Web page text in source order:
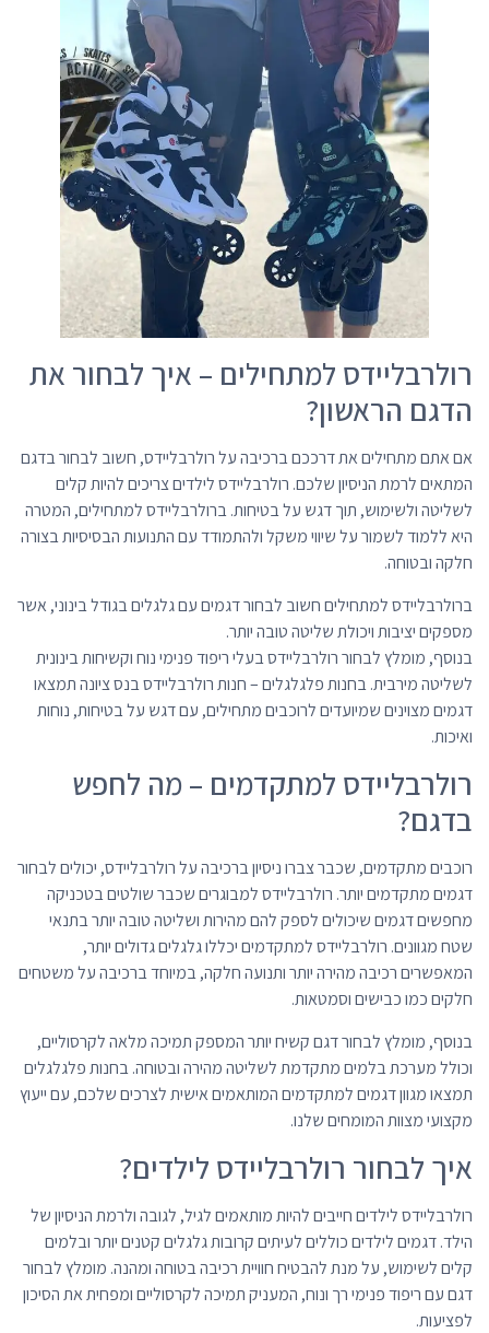
רולרבליידס למתחילים – איך לבחור את
הדגם הראשון?
אם אתם מתחילים את דרככם ברכיבה על רולרבליידס, חשוב לבחור בדגם
המתאים לרמת הניסיון שלכם. רולרבליידס לילדים צריכים להיות קלים
לשליטה ולשימוש, תוך דגש על בטיחות. ברולרבליידס למתחילים, המטרה
היא ללמוד לשמור על שיווי משקל ולהתמודד עם התנועות הבסיסיות בצורה
חלקה ובטוחה.
ברולרבליידס למתחילים חשוב לבחור דגמים עם גלגלים בגודל בינוני, אשר
מספקים יציבות ויכולת שליטה טובה יותר.
בנוסף, מומלץ לבחור רולרבליידס בעלי ריפוד פנימי נוח וקשיחות בינונית
לשליטה מירבית. בחנות פלגלגלים – חנות רולרבליידס בנס ציונה תמצאו
דגמים מצוינים שמיועדים לרוכבים מתחילים, עם דגש על בטיחות, נוחות
ואיכות.
רולרבליידס למתקדמים – מה לחפש
בדגם?
רוכבים מתקדמים, שכבר צברו ניסיון ברכיבה על רולרבליידס, יכולים לבחור
דגמים מתקדמים יותר. רולרבליידס למבוגרים שכבר שולטים בטכניקה
מחפשים דגמים שיכולים לספק להם מהירות ושליטה טובה יותר בתנאי
שטח מגוונים. רולרבליידס למתקדמים יכללו גלגלים גדולים יותר,
המאפשרים רכיבה מהירה יותר ותנועה חלקה, במיוחד ברכיבה על משטחים
חלקים כמו כבישים וסמטאות.
בנוסף, מומלץ לבחור דגם קשיח יותר המספק תמיכה מלאה לקרסוליים,
וכולל מערכת בלמים מתקדמת לשליטה מהירה ובטוחה. בחנות פלגלגלים
תמצאו מגוון דגמים למתקדמים המותאמים אישית לצרכים שלכם, עם ייעוץ
מקצועי מצוות המומחים שלנו.
איך לבחור רולרבליידס לילדים?
רולרבליידס לילדים חייבים להיות מותאמים לגיל, לגובה ולרמת הניסיון של
הילד. דגמים לילדים כוללים לעיתים קרובות גלגלים קטנים יותר ובלמים
קלים לשימוש, על מנת להבטיח חוויית רכיבה בטוחה ומהנה. מומלץ לבחור
דגם עם ריפוד פנימי רך ונוח, המעניק תמיכה לקרסוליים ומפחית את הסיכון
לפציעות.